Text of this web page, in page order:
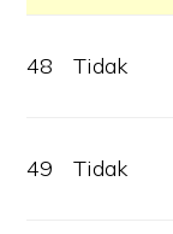
48 Tidak
49 Tidak